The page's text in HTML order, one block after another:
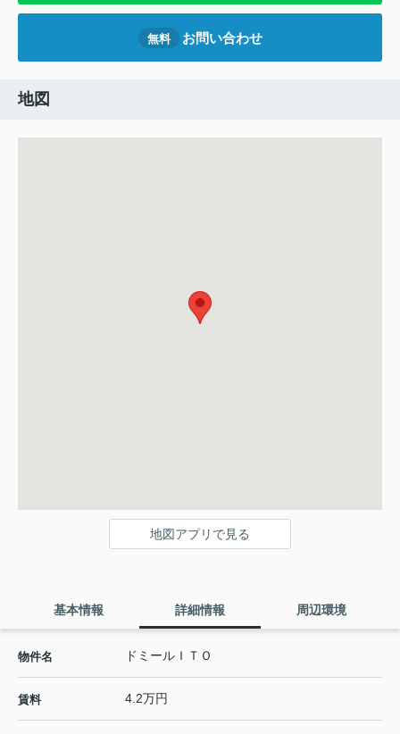
無料 お問い合わせ
地図
地図アプリで見る
基本情報 詳細情報 周辺環境
物件名 ドミールＩＴＯ
賃料 4.2万円